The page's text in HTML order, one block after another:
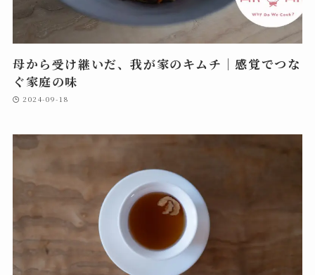
母から受け継いだ、我が家のキムチ｜感覚でつな
ぐ家庭の味
2024-09-18